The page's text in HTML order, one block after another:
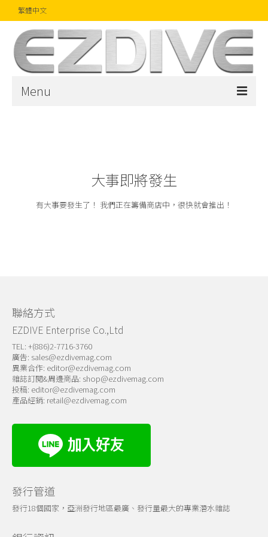
繁體中文
Menu
精品
大事即將發生
有大事要發生了！ 我們正在籌備商店中，很快就會推出！
聯絡方式
EZDIVE Enterprise Co.,Ltd
TEL: +(886)2-7716-3760
廣告: sales@ezdivemag.com
異業合作: editor@ezdivemag.com
雜誌訂閱&周邊商品: shop@ezdivemag.com
投稿: editor@ezdivemag.com
產品經銷: retail@ezdivemag.com
發行管道
發行18個國家，亞洲發行地區最廣、發行量最大的專業潛水雜誌